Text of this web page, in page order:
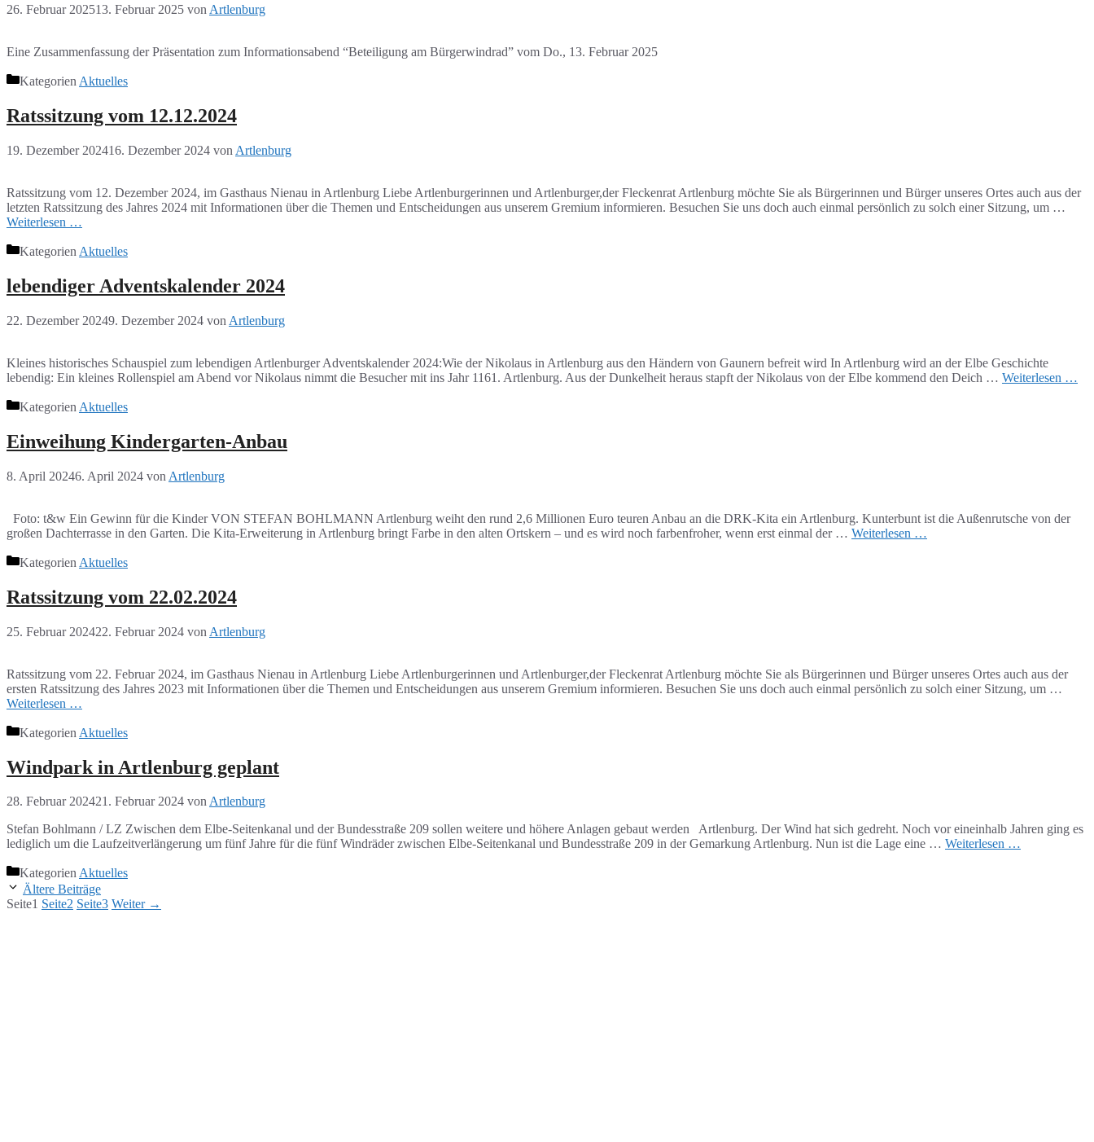
26. Februar 202513. Februar 2025 von Artlenburg
Eine Zusammenfassung der Präsentation zum Informationsabend “Beteiligung am Bürgerwindrad” vom Do., 13. Februar 2025
Kategorien Aktuelles
Ratssitzung vom 12.12.2024
19. Dezember 202416. Dezember 2024 von Artlenburg
Ratssitzung vom 12. Dezember 2024, im Gasthaus Nienau in Artlenburg Liebe Artlenburgerinnen und Artlenburger,der Fleckenrat Artlenburg möchte Sie als Bürgerinnen und Bürger unseres Ortes auch aus der
letzten Ratssitzung des Jahres 2024 mit Informationen über die Themen und Entscheidungen aus unserem Gremium informieren. Besuchen Sie uns doch auch einmal persönlich zu solch einer Sitzung, um …
Weiterlesen …
Kategorien Aktuelles
lebendiger Adventskalender 2024
22. Dezember 20249. Dezember 2024 von Artlenburg
Kleines historisches Schauspiel zum lebendigen Artlenburger Adventskalender 2024:Wie der Nikolaus in Artlenburg aus den Händern von Gaunern befreit wird In Artlenburg wird an der Elbe Geschichte
lebendig: Ein kleines Rollenspiel am Abend vor Nikolaus nimmt die Besucher mit ins Jahr 1161. Artlenburg. Aus der Dunkelheit heraus stapft der Nikolaus von der Elbe kommend den Deich … Weiterlesen …
Kategorien Aktuelles
Einweihung Kindergarten-Anbau
8. April 20246. April 2024 von Artlenburg
Foto: t&w Ein Gewinn für die Kinder VON STEFAN BOHLMANN Artlenburg weiht den rund 2,6 Millionen Euro teuren Anbau an die DRK-Kita ein Artlenburg. Kunterbunt ist die Außenrutsche von der
großen Dachterrasse in den Garten. Die Kita-Erweiterung in Artlenburg bringt Farbe in den alten Ortskern – und es wird noch farbenfroher, wenn erst einmal der … Weiterlesen …
Kategorien Aktuelles
Ratssitzung vom 22.02.2024
25. Februar 202422. Februar 2024 von Artlenburg
Ratssitzung vom 22. Februar 2024, im Gasthaus Nienau in Artlenburg Liebe Artlenburgerinnen und Artlenburger,der Fleckenrat Artlenburg möchte Sie als Bürgerinnen und Bürger unseres Ortes auch aus der
ersten Ratssitzung des Jahres 2023 mit Informationen über die Themen und Entscheidungen aus unserem Gremium informieren. Besuchen Sie uns doch auch einmal persönlich zu solch einer Sitzung, um …
Weiterlesen …
Kategorien Aktuelles
Windpark in Artlenburg geplant
28. Februar 202421. Februar 2024 vonArtlenburg
Stefan Bohlmann / LZ Zwischen dem Elbe-Seitenkanal und der Bundesstraße 209 sollen weitere und höhere Anlagen gebaut werden Artlenburg. Der Wind hat sich gedreht. Noch vor eineinhalb Jahren ging es
lediglich um die Laufzeitverlängerung um fünf Jahre für die fünf Windräder zwischen Elbe-Seitenkanal und Bundesstraße 209 in der Gemarkung Artlenburg. Nun ist die Lage eine … Weiterlesen …
KategorienAktuelles
Ältere Beiträge
Seite1 Seite2 Seite3 Weiter →